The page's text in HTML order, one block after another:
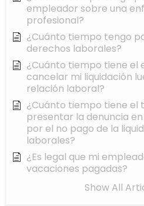
empleador sobre una
profesional?
¿Cuánto tiempo tengo
derechos laborales?
¿Cuánto tiempo tiene el
cancelar mi liquidación
relación laboral?
¿Cuánto tiempo tiene el
presentar la denuncia
por el no pago de la
laborales?
¿Es legal que mi
vacaciones pagadas?
Show All